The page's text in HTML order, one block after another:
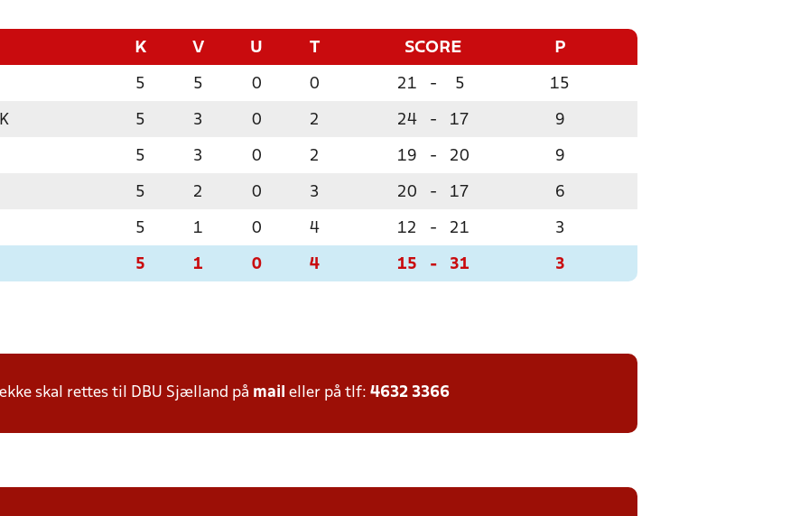
K V U T SCORE P
5 5 0 0 21 - 5 15
5 3 0 2 24 - 17 9
5 3 0 2 19 - 20 9
5 2 0 3 20 - 17 6
5 1 0 4 12 - 21 3
5 1 0 4 15 - 31 3
skal rettes til DBU Sjælland på mail eller på tlf: 4632 3366